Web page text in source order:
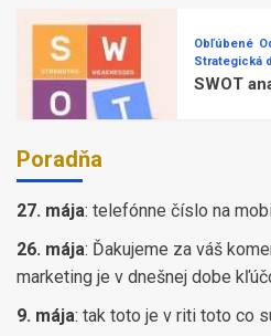
Obľúbené
Strategická
SWOT
Poradňa
27. mája: telefónne číslo na
26. mája: Ďakujeme za váš
marketing je v dnešnej dobe
9. mája: tak toto je v riti toto co